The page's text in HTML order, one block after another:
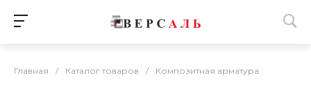
Главная / Каталог товаров / Композитная арматура